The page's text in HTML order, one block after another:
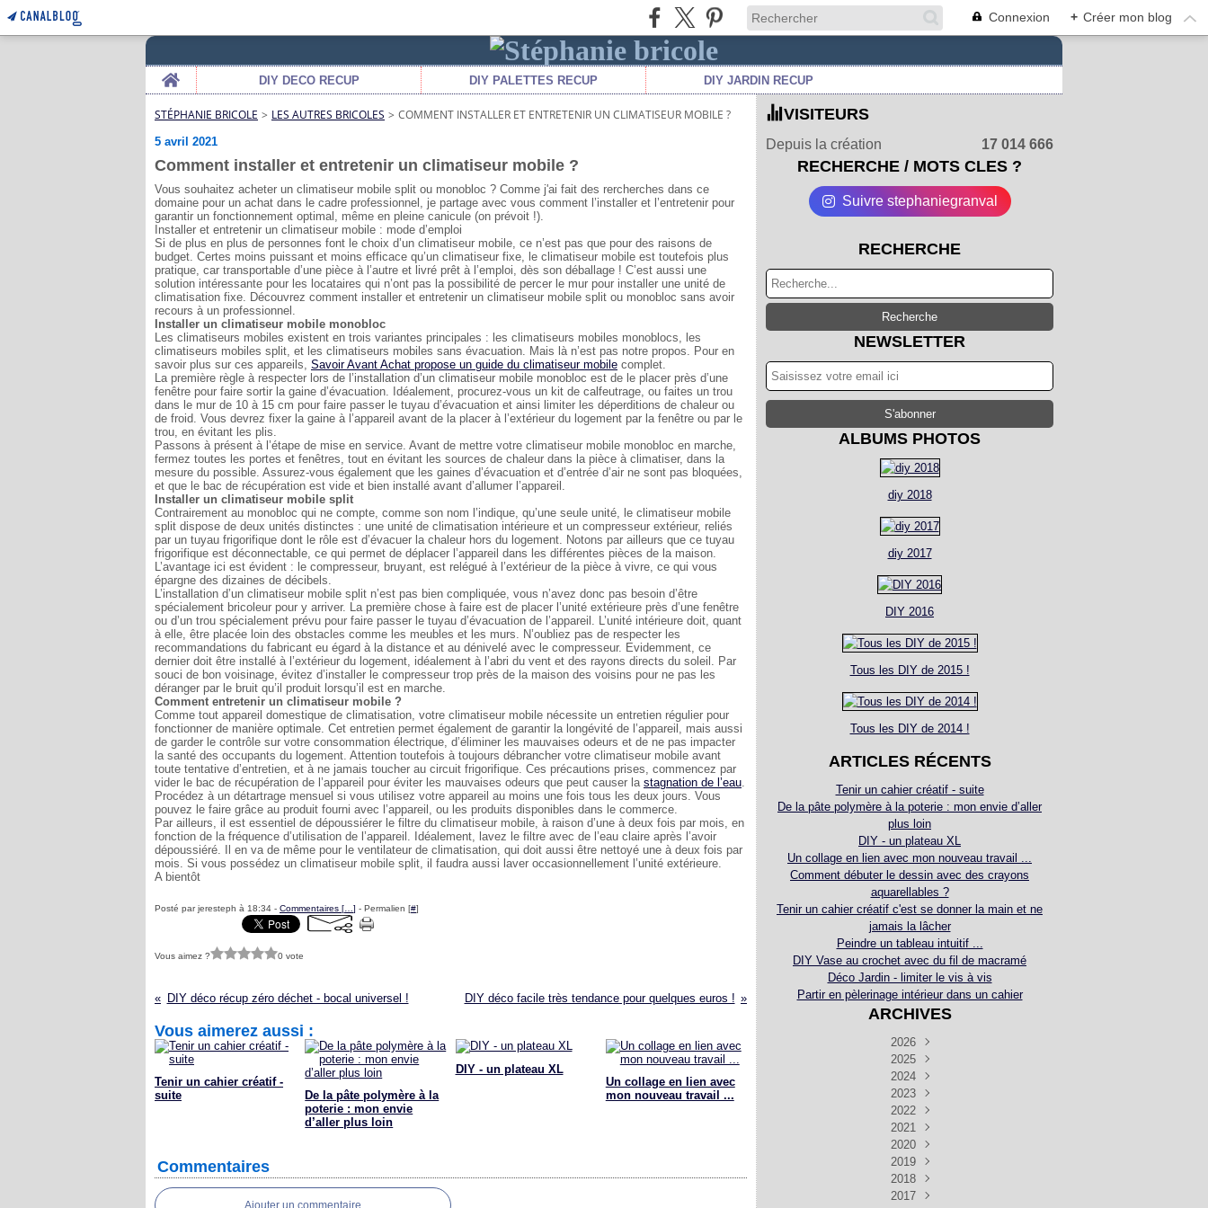
Connexion + Créer mon blog
Home
DIY DECO RECUP DIY PALETTES RECUP DIY JARDIN RECUP
STÉPHANIE BRICOLE > LES AUTRES BRICOLES > COMMENT INSTALLER ET ENTRETENIR UN CLIMATISEUR MOBILE ?
5 avril 2021
Comment installer et entretenir un climatiseur mobile ?
Vous souhaitez acheter un climatiseur mobile split ou monobloc ? Comme j'ai fait des rercherches dans ce
domaine pour un achat dans le cadre professionnel, je partage avec vous comment l’installer et l’entretenir pour
garantir un fonctionnement optimal, même en pleine canicule (on prévoit !).
Installer et entretenir un climatiseur mobile : mode d’emploi
Si de plus en plus de personnes font le choix d’un climatiseur mobile, ce n’est pas que pour des raisons de
budget. Certes moins puissant et moins efficace qu’un climatiseur fixe, le climatiseur mobile est toutefois plus
pratique, car transportable d’une pièce à l’autre et livré prêt à l’emploi, dès son déballage ! C’est aussi une
solution intéressante pour les locataires qui n’ont pas la possibilité de percer le mur pour installer une unité de
climatisation fixe. Découvrez comment installer et entretenir un climatiseur mobile split ou monobloc sans avoir
recours à un professionnel.
Installer un climatiseur mobile monobloc
Les climatiseurs mobiles existent en trois variantes principales : les climatiseurs mobiles monoblocs, les
climatiseurs mobiles split, et les climatiseurs mobiles sans évacuation. Mais là n’est pas notre propos. Pour en
savoir plus sur ces appareils, Savoir Avant Achat propose un guide du climatiseur mobile complet.
La première règle à respecter lors de l’installation d’un climatiseur mobile monobloc est de le placer près d’une
fenêtre pour faire sortir la gaine d’évacuation. Idéalement, procurez-vous un kit de calfeutrage, ou faites un trou
dans le mur de 10 à 15 cm pour faire passer le tuyau d’évacuation et ainsi limiter les déperditions de chaleur ou
de froid. Vous devrez fixer la gaine à l’appareil avant de la placer à l’extérieur du logement par la fenêtre ou par le
trou, en évitant les plis.
Passons à présent à l’étape de mise en service. Avant de mettre votre climatiseur mobile monobloc en marche,
fermez toutes les portes et fenêtres, tout en évitant les sources de chaleur dans la pièce à climatiser, dans la
mesure du possible. Assurez-vous également que les gaines d’évacuation et d’entrée d’air ne sont pas bloquées,
et que le bac de récupération est vide et bien installé avant d’allumer l’appareil.
Installer un climatiseur mobile split
Contrairement au monobloc qui ne compte, comme son nom l’indique, qu’une seule unité, le climatiseur mobile
split dispose de deux unités distinctes : une unité de climatisation intérieure et un compresseur extérieur, reliés
par un tuyau frigorifique dont le rôle est d’évacuer la chaleur hors du logement. Notons par ailleurs que ce tuyau
frigorifique est déconnectable, ce qui permet de déplacer l’appareil dans les différentes pièces de la maison.
L’avantage ici est évident : le compresseur, bruyant, est relégué à l’extérieur de la pièce à vivre, ce qui vous
épargne des dizaines de décibels.
L’installation d’un climatiseur mobile split n’est pas bien compliquée, vous n’avez donc pas besoin d’être
spécialement bricoleur pour y arriver. La première chose à faire est de placer l’unité extérieure près d’une fenêtre
ou d’un trou spécialement prévu pour faire passer le tuyau d’évacuation de l’appareil. L’unité intérieure doit, quant
à elle, être placée loin des obstacles comme les meubles et les murs. N’oubliez pas de respecter les
recommandations du fabricant eu égard à la distance et au dénivelé avec le compresseur. Evidemment, ce
dernier doit être installé à l’extérieur du logement, idéalement à l’abri du vent et des rayons directs du soleil. Par
souci de bon voisinage, évitez d’installer le compresseur trop près de la maison des voisins pour ne pas les
déranger par le bruit qu’il produit lorsqu’il est en marche.
Comment entretenir un climatiseur mobile ?
Comme tout appareil domestique de climatisation, votre climatiseur mobile nécessite un entretien régulier pour
fonctionner de manière optimale. Cet entretien permet également de garantir la longévité de l’appareil, mais aussi
de garder le contrôle sur votre consommation électrique, d’éliminer les mauvaises odeurs et de ne pas impacter
la santé des occupants du logement. Attention toutefois à toujours débrancher votre climatiseur mobile avant
toute tentative d’entretien, et à ne jamais toucher au circuit frigorifique. Ces précautions prises, commencez par
vider le bac de récupération de l’appareil pour éviter les mauvaises odeurs que peut causer la stagnation de l’eau.
Procédez à un détartrage mensuel si vous utilisez votre appareil au moins une fois tous les deux jours. Vous
pouvez le faire grâce au produit fourni avec l’appareil, ou les produits disponibles dans le commerce.
Par ailleurs, il est essentiel de dépoussiérer le filtre du climatiseur mobile, à raison d’une à deux fois par mois, en
fonction de la fréquence d’utilisation de l’appareil. Idéalement, lavez le filtre avec de l’eau claire après l’avoir
dépoussiéré. Il en va de même pour le ventilateur de climatisation, qui doit aussi être nettoyé une à deux fois par
mois. Si vous possédez un climatiseur mobile split, il faudra aussi laver occasionnellement l’unité extérieure.
A bientôt
Posté par jeresteph à 18:34 - Commentaires [ ] - Permalien [#]
Vous aimez ? 0 vote
DIY déco récup zéro déchet - bocal universel ! DIY déco facile très tendance pour quelques euros !
Vous aimerez aussi :
Tenir un cahier créatif -
suite
De la pâte polymère à la
poterie : mon envie
d’aller plus loin
DIY - un plateau XL
Un collage en lien avec
mon nouveau travail ...
Commentaires
Ajouter un commentaire
VISITEURS
Depuis la création 17 014 666
RECHERCHE / MOTS CLES ?
Suivre stephaniegranval
RECHERCHE
NEWSLETTER
ALBUMS PHOTOS
diy 2018
diy 2017
DIY 2016
Tous les DIY de 2015 !
Tous les DIY de 2014 !
ARTICLES RÉCENTS
Tenir un cahier créatif - suite
De la pâte polymère à la poterie : mon envie d’aller
plus loin
DIY - un plateau XL
Un collage en lien avec mon nouveau travail ...
Comment débuter le dessin avec des crayons
aquarellables ?
Tenir un cahier créatif c'est se donner la main et ne
jamais la lâcher
Peindre un tableau intuitif ...
DIY Vase au crochet avec du fil de macramé
Déco Jardin - limiter le vis à vis
Partir en pèlerinage intérieur dans un cahier
ARCHIVES
2026
Juillet(5)
Juin
(4)
Mai
(3)
Avril
(3)
Mars
(3)
Janvier(1)
2025
Décembre
Novembre
Octobre
Septembre
Août
(1)
Juillet(2)
Juin
(1)
Mai
(1)
2024
Décembre
Novembre
Octobre
Septembre
Août
(2)
Juillet(4)
Juin
(4)
2023
Décembre
Novembre
Octobre
Septembre
Août
(2)
Juillet(1)
2022
Décembre
Novembre
Octobre
Septembre
Août
(4)
2021
Décembre
Novembre
Septembre
Août
(2)
2020
Décembre
Novembre
Octobre
2019
Décembre
Novembre
2018
Décembre
2017